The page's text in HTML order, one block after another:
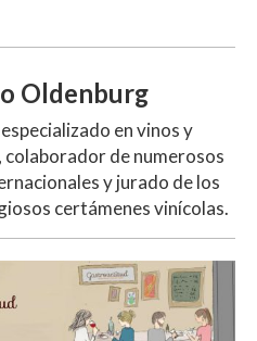
Oldenburg
en vinos y
colaborador de numerosos
y jurado de los
certámenes vinícolas.